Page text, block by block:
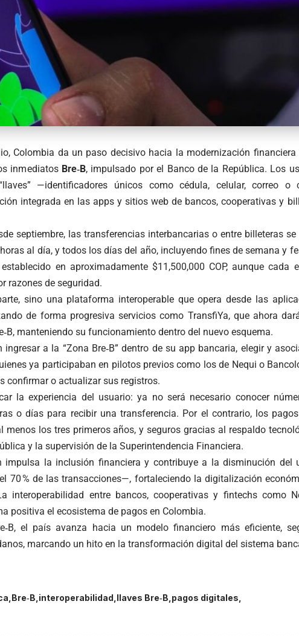
Colombia da un paso decisivo hacia la modernización financiera
inmediatos Bre‑B, impulsado por el Banco de la República. Los
—identificadores únicos como cédula, celular, correo o
integrada en las apps y sitios web de bancos, cooperativas y
septiembre, las transferencias interbancarias o entre billeteras se
al día, y todos los días del año, incluyendo fines de semana y
en aproximadamente $11,500,000 COP, aunque cada
razones de seguridad.
sino una plataforma interoperable que opera desde las
de forma progresiva servicios como TransfiYa, que ahora
manteniendo su funcionamiento dentro del nuevo esquema.
a la “Zona Bre‑B” dentro de su app bancaria, elegir y
ya participaban en pilotos previos como los de Nequi o
confirmar o actualizar sus registros.
la experiencia del usuario: ya no será necesario conocer
o días para recibir una transferencia. Por el contrario, los
menos los tres primeros años, y seguros gracias al respaldo
y la supervisión de la Superintendencia Financiera.
impulsa la inclusión financiera y contribuye a la disminución del
70 % de las transacciones—, fortaleciendo la digitalización
interoperabilidad entre bancos, cooperativas y fintechs como
positiva el ecosistema de pagos en Colombia.
el país avanza hacia un modelo financiero más eficiente,
marcando un hito en la transformación digital del sistema
Bre‑B interoperabilidad llaves Bre‑B pagos digitales